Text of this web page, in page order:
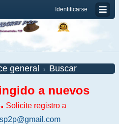
Identificarse
general Buscar
a nuevos
Solicite registro a